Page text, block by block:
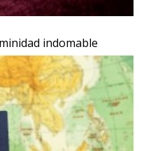
indomable